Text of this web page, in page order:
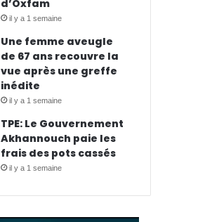
d’Oxfam
il y a 1 semaine
Une femme aveugle
de 67 ans recouvre la
vue après une greffe
inédite
il y a 1 semaine
TPE: Le Gouvernement
Akhannouch paie les
frais des pots cassés
il y a 1 semaine